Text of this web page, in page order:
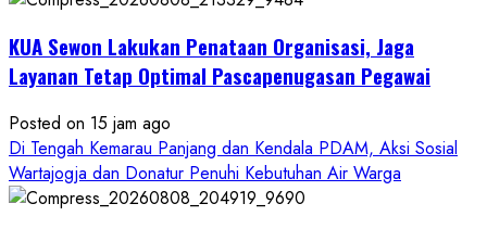
KUA Sewon Lakukan Penataan Organisasi, Jaga
Layanan Tetap Optimal Pascapenugasan Pegawai
Posted on 15 jam ago
Di Tengah Kemarau Panjang dan Kendala PDAM, Aksi Sosial
Wartajogja dan Donatur Penuhi Kebutuhan Air Warga